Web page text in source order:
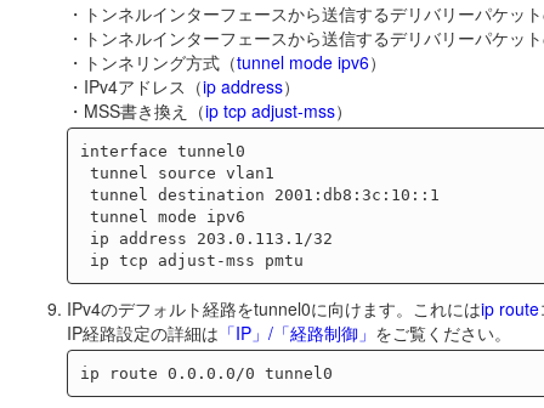
・トンネルインターフェースから送信するデリバリーパケッ
・トンネルインターフェースから送信するデリバリーパケッ
・トンネリング方式（tunnel mode ipv6）
・IPv4アドレス（ip address）
・MSS書き換え（ip tcp adjust-mss）
interface tunnel0
IPv4のデフォルト経路をtunnel0に向けます。これにはip route
IP経路設定の詳細は 「IP」/「経路制御」 をご覧ください。